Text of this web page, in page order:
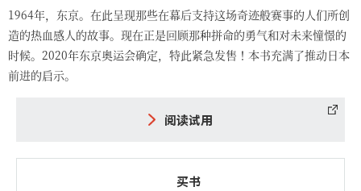
1964年，东京。在此呈现那些在幕后支持这场奇迹般赛事的人们所创
造的热血感人的故事。现在正是回顾那种拼命的勇气和对未来憧憬的
时候。2020年东京奥运会确定，特此紧急发售！本书充满了推动日本
前进的启示。
阅读试用
买书